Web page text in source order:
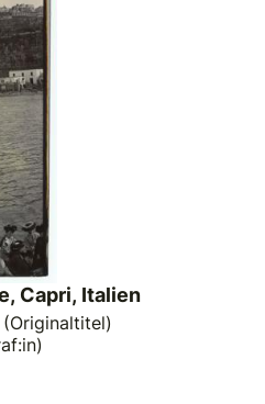
Capri, Italien